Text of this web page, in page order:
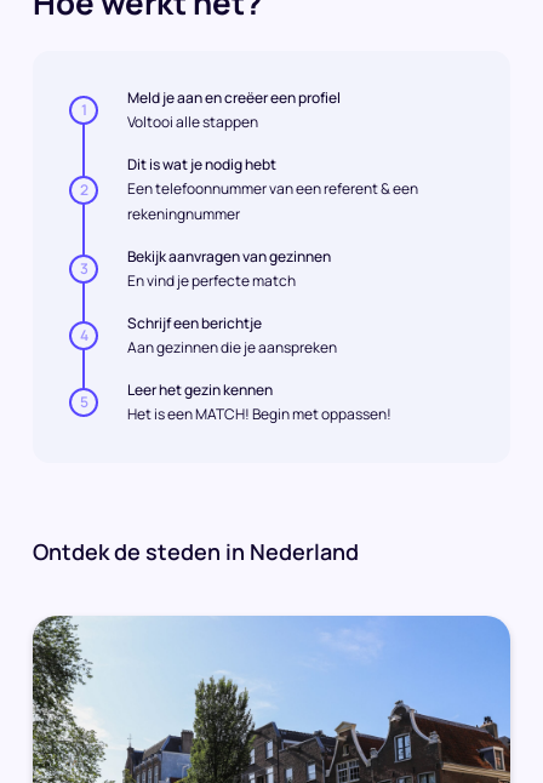
1
Meld je aan en creëer een profiel
Voltooi alle stappen
2
Dit is wat je nodig hebt
Een telefoonnummer van een referent & een
rekeningnummer
3
Bekijk aanvragen van gezinnen
En vind je perfecte match
4
Schrijf een berichtje
Aan gezinnen die je aanspreken
5
Leer het gezin kennen
Het is een MATCH! Begin met oppassen!
Ontdek de steden in Nederland